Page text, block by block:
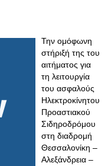
Την ομόφωνη
στήριξή της του
αιτήματος για
τη λειτουργία
του ασφαλούς
Ηλεκτροκίνητου
Προαστιακού
Σιδηροδρόμου
στη διαδρομή
Θεσσαλονίκη –
Αλεξάνδρεια –